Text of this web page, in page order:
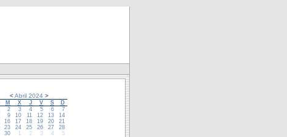
<Abril 2024 >
M X J V S
D
2 3 4 5 6
7
9 10 11 12 13
14
16 17 18 19 20
21
23 24 25 26 27
28
30 1 2 3 4 5